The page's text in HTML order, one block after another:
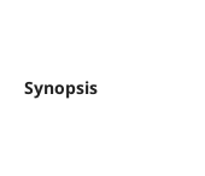
Synopsis